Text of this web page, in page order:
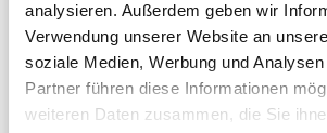
analysieren. Außerdem geben wir
Verwendung unserer Website an
soziale Medien, Werbung und
Partner führen diese Informationen
weiteren Daten zusammen, die Sie